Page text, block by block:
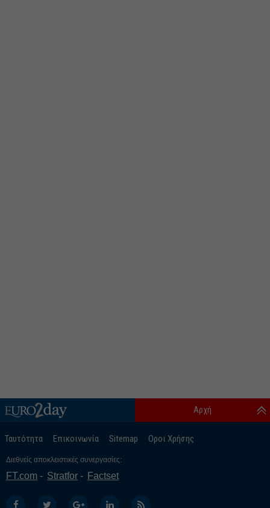
Ταυτότητα Επικοινωνία Sitemap Οροι Χρήσης
Αρχή
Διεθνείς αποκλειστικές συνεργασίες:
FT.com Stratfor Factset